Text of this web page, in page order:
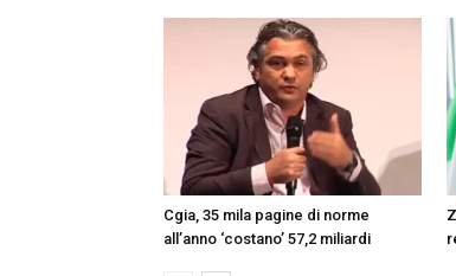
Cgia, 35 mila pagine di norme
all’anno ‘costano’ 57,2 miliardi